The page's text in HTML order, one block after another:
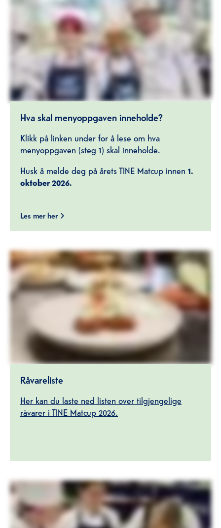
Hva skal menyoppgaven inneholde?
Klikk på linken under for å lese om hva
menyoppgaven (steg 1) skal inneholde.
Husk å melde deg på årets TINE Matcup innen 1.
oktober 2026.
Les mer her
Råvareliste
Her kan du laste ned listen over tilgjengelige
råvarer i TINE Matcup 2026.